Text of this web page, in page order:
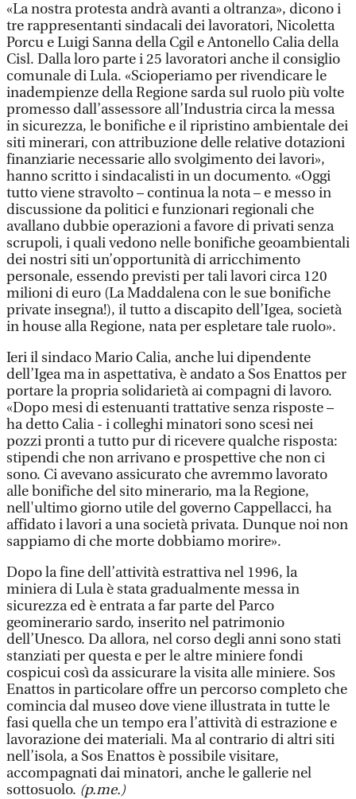
«La nostra protesta andrà avanti a oltranza», dicono i
tre rappresentanti sindacali dei lavoratori, Nicoletta
Porcu e Luigi Sanna della Cgil e Antonello Calia della
Cisl. Dalla loro parte i 25 lavoratori anche il consiglio
comunale di Lula. «Scioperiamo per rivendicare le
inadempienze della Regione sarda sul ruolo più volte
promesso dall’assessore all’Industria circa la messa
in sicurezza, le bonifiche e il ripristino ambientale dei
siti minerari, con attribuzione delle relative dotazioni
finanziarie necessarie allo svolgimento dei lavori»,
hanno scritto i sindacalisti in un documento. «Oggi
tutto viene stravolto – continua la nota – e messo in
discussione da politici e funzionari regionali che
avallano dubbie operazioni a favore di privati senza
scrupoli, i quali vedono nelle bonifiche geoambientali
dei nostri siti un’opportunità di arricchimento
personale, essendo previsti per tali lavori circa 120
milioni di euro (La Maddalena con le sue bonifiche
private insegna!), il tutto a discapito dell’Igea, società
in house alla Regione, nata per espletare tale ruolo».
Ieri il sindaco Mario Calia, anche lui dipendente
dell’Igea ma in aspettativa, è andato a Sos Enattos per
portare la propria solidarietà ai compagni di lavoro.
«Dopo mesi di estenuanti trattative senza risposte –
ha detto Calia - i colleghi minatori sono scesi nei
pozzi pronti a tutto pur di ricevere qualche risposta:
stipendi che non arrivano e prospettive che non ci
sono. Ci avevano assicurato che avremmo lavorato
alle bonifiche del sito minerario, ma la Regione,
nell'ultimo giorno utile del governo Cappellacci, ha
affidato i lavori a una società privata. Dunque noi non
sappiamo di che morte dobbiamo morire».
Dopo la fine dell’attività estrattiva nel 1996, la
miniera di Lula è stata gradualmente messa in
sicurezza ed è entrata a far parte del Parco
geominerario sardo, inserito nel patrimonio
dell’Unesco. Da allora, nel corso degli anni sono stati
stanziati per questa e per le altre miniere fondi
cospicui così da assicurare la visita alle miniere. Sos
Enattos in particolare offre un percorso completo che
comincia dal museo dove viene illustrata in tutte le
fasi quella che un tempo era l’attività di estrazione e
lavorazione dei materiali. Ma al contrario di altri siti
nell’isola, a Sos Enattos è possibile visitare,
accompagnati dai minatori, anche le gallerie nel
sottosuolo. (p.me.)